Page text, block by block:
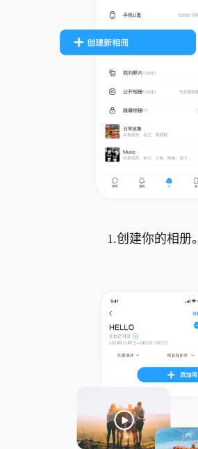
1.创建你的相册。